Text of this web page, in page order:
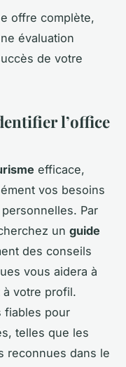
offre complète,
évaluation
de votre
l’office
efficace,
vos besoins
Par
un guide
des conseils
vous aidera à
votre profil.
fiables pour
telles que les
reconnues dans le